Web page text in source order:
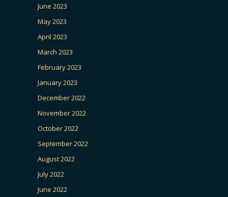
June 2023
May 2023
April 2023
March 2023
February 2023
January 2023
December 2022
November 2022
October 2022
September 2022
August 2022
July 2022
June 2022